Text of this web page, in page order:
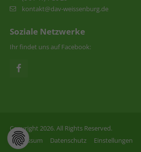
kontakt@dav-weissenburg.de
Soziale Netzwerke
Ihr findet uns auf Facebook:
Copyright 2026. All Rights Reserved.
Impressum
Datenschutz Einstellungen